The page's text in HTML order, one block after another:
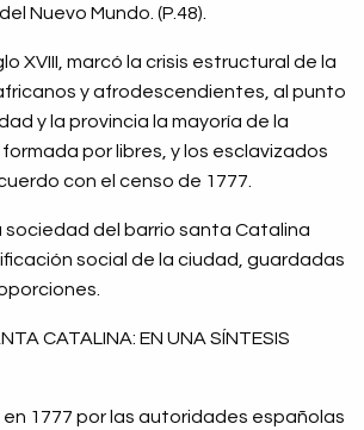
Nuevo Mundo. (P.48).
XVIII, marcó la crisis estructural de la
y afrodescendientes, al punto
y la provincia la mayoría de la
por libres, y los esclavizados
con el censo de 1777.
sociedad del barrio santa Catalina
social de la ciudad, guardadas
CATALINA: EN UNA SÍNTESIS
1777 por las autoridades españolas